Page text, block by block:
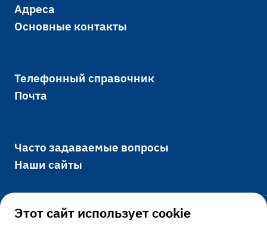
Адреса
Основные контакты
Телефонный справочник
Почта
Часто задаваемые вопросы
Наши сайты
Официально
Этот сайт использует cookie